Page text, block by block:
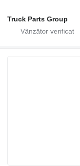
Truck Parts Group